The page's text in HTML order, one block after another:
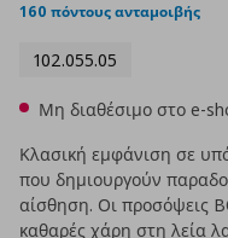
160 πόντους ανταμοιβής
102.055.05
Μη διαθέσιμο στο e-
Κλασική εμφάνιση σε
που δημιουργούν
αίσθηση. Οι προσόψεις
καθαρές χάρη στη λεία